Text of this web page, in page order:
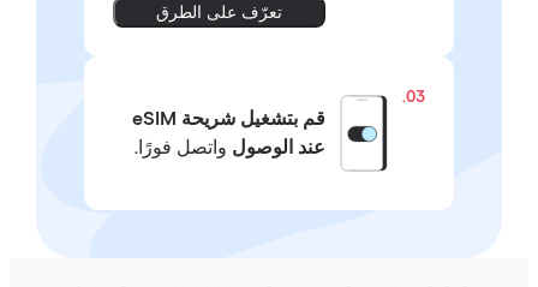
تعرّف على الطرق
قم بتشغيل شريحة eSIM
عند الوصولواتصل فورًا.